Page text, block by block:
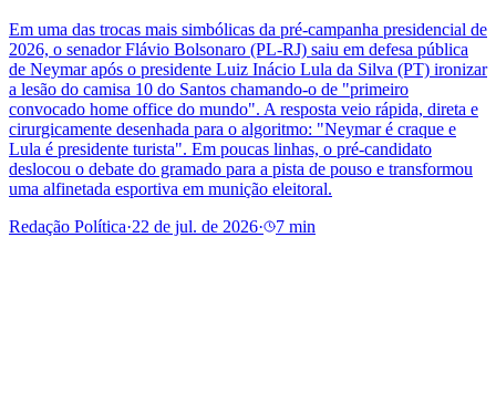
Em uma das trocas mais simbólicas da pré-campanha presidencial de
2026, o senador Flávio Bolsonaro (PL-RJ) saiu em defesa pública
de Neymar após o presidente Luiz Inácio Lula da Silva (PT) ironizar
a lesão do camisa 10 do Santos chamando-o de "primeiro
convocado home office do mundo". A resposta veio rápida, direta e
cirurgicamente desenhada para o algoritmo: "Neymar é craque e
Lula é presidente turista". Em poucas linhas, o pré-candidato
deslocou o debate do gramado para a pista de pouso e transformou
uma alfinetada esportiva em munição eleitoral.
Redação Política·22 de jul. de 2026· 7 min